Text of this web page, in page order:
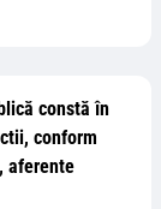
constă în
conform
aferente